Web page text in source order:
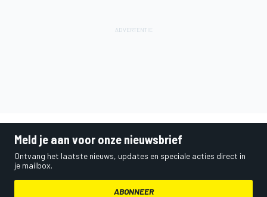
Meld je aan voor onze nieuwsbrief
Ontvang het laatste nieuws, updates en speciale acties direct in
je mailbox.
ABONNEER